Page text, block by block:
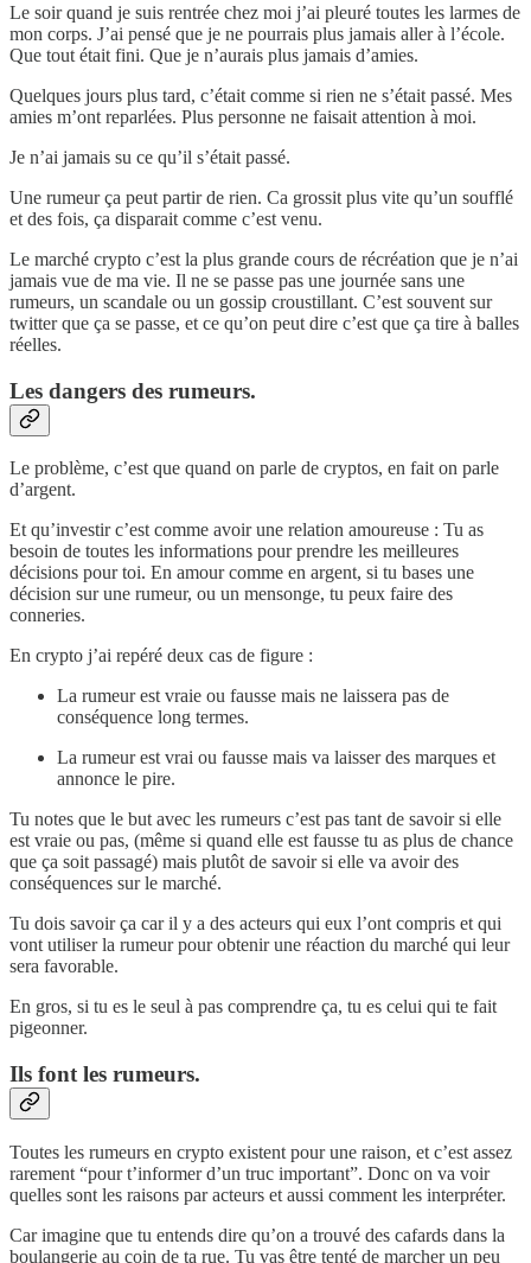
Le soir quand je suis rentrée chez moi j’ai pleuré toutes les larmes de
mon corps. J’ai pensé que je ne pourrais plus jamais aller à l’école.
Que tout était fini. Que je n’aurais plus jamais d’amies.
Quelques jours plus tard, c’était comme si rien ne s’était passé. Mes
amies m’ont reparlées. Plus personne ne faisait attention à moi.
Je n’ai jamais su ce qu’il s’était passé.
Une rumeur ça peut partir de rien. Ca grossit plus vite qu’un soufflé
et des fois, ça disparait comme c’est venu.
Le marché crypto c’est la plus grande cours de récréation que je n’ai
jamais vue de ma vie. Il ne se passe pas une journée sans une
rumeurs, un scandale ou un gossip croustillant. C’est souvent sur
twitter que ça se passe, et ce qu’on peut dire c’est que ça tire à balles
réelles.
Les dangers des rumeurs.
Le problème, c’est que quand on parle de cryptos, en fait on parle
d’argent.
Et qu’investir c’est comme avoir une relation amoureuse : Tu as
besoin de toutes les informations pour prendre les meilleures
décisions pour toi. En amour comme en argent, si tu bases une
décision sur une rumeur, ou un mensonge, tu peux faire des
conneries.
En crypto j’ai repéré deux cas de figure :
La rumeur est vraie ou fausse mais ne laissera pas de
conséquence long termes.
La rumeur est vrai ou fausse mais va laisser des marques et
annonce le pire.
Tu notes que le but avec les rumeurs c’est pas tant de savoir si elle
est vraie ou pas, (même si quand elle est fausse tu as plus de chance
que ça soit passagé) mais plutôt de savoir si elle va avoir des
conséquences sur le marché.
Tu dois savoir ça car il y a des acteurs qui eux l’ont compris et qui
vont utiliser la rumeur pour obtenir une réaction du marché qui leur
sera favorable.
En gros, si tu es le seul à pas comprendre ça, tu es celui qui te fait
pigeonner.
Ils font les rumeurs.
Toutes les rumeurs en crypto existent pour une raison, et c’est assez
rarement “pour t’informer d’un truc important”. Donc on va voir
quelles sont les raisons par acteurs et aussi comment les interpréter.
Car imagine que tu entends dire qu’on a trouvé des cafards dans la
boulangerie au coin de ta rue. Tu vas être tenté de marcher un peu